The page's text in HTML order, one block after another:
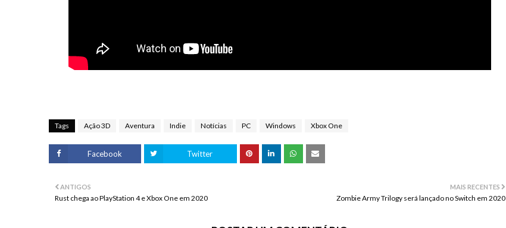
Tags Ação 3D Aventura Indie Notícias PC Windows Xbox One
Facebook Twitter
MAIS RECENTES
Zombie Army Trilogy será lançado no Switch em 2020
ANTIGOS
Rust chega ao PlayStation 4 e Xbox One em 2020